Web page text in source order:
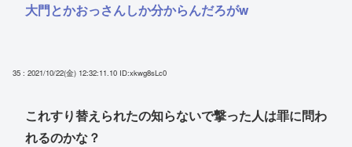
大門とかおっさんしか分からんだろがw
35 : 2021/10/22(金) 12:32:11.10 ID:xkwg8sLc0
これすり替えられたの知らないで撃った人は罪に問わ
れるのかな？